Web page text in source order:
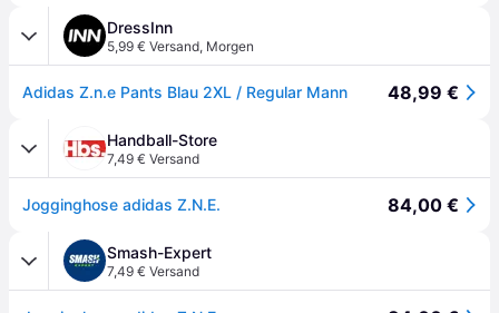
DressInn
5,99 € Versand, Morgen
Adidas Z.n.e Pants Blau 2XL / Regular Mann 48,99 €
Handball-Store
7,49 € Versand
Jogginghose adidas Z.N.E. 84,00 €
Smash-Expert
7,49 € Versand